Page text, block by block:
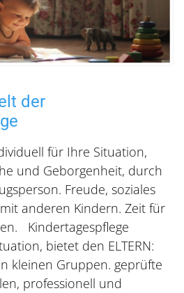
der
für Ihre Situation,
und Geborgenheit, durch
Freude, soziales
anderen Kindern. Zeit für
Kindertagespflege
bietet den ELTERN:
kleinen Gruppen. geprüfte
professionell und